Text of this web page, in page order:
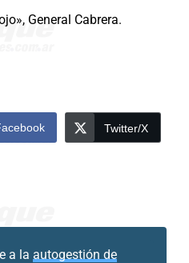
General Cabrera.
Twitter/X
a la autogestión de